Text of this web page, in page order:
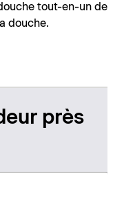
tout-en-un de
douche.
près